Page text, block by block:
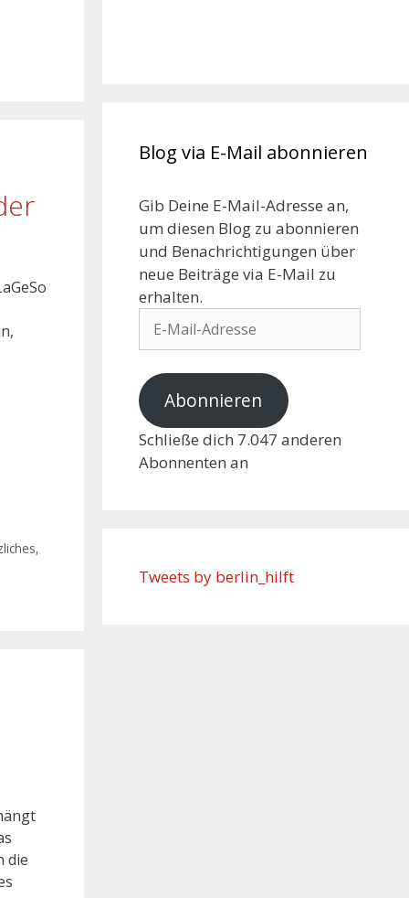
,
die
Blog via E-Mail abonnieren
Gib Deine E-Mail-Adresse an,
um diesen Blog zu abonnieren
und Benachrichtigungen über
neue Beiträge via E-Mail zu
erhalten.
Abonnieren
Schließe dich 7.047 anderen
Abonnenten an
Tweets by berlin_hilft